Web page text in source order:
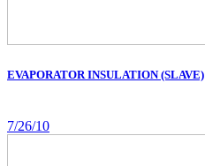
EVAPORATOR INSULATION (SLAVE)
7/26/10